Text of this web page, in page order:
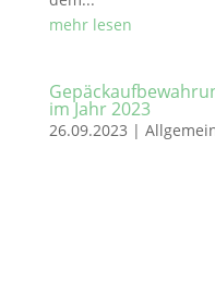
mehr lesen
im Jahr 2023
26.09.2023 |